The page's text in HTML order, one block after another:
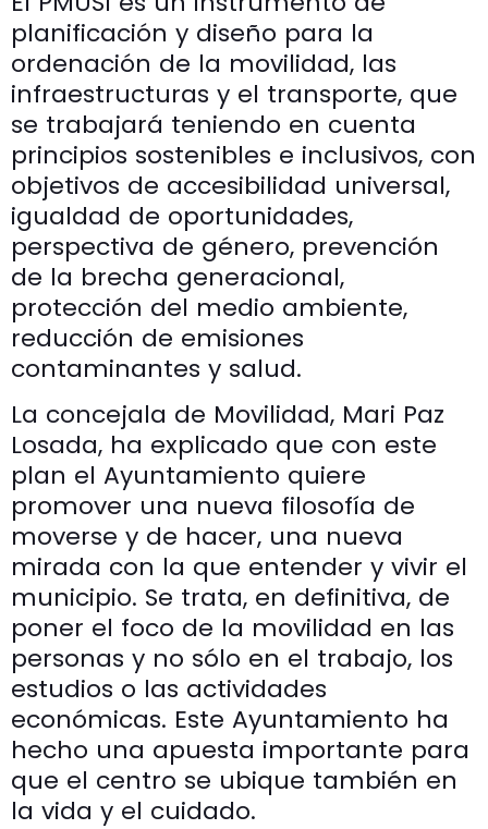
planificación y diseño para la
ordenación de la movilidad, las
infraestructuras y el transporte, que
se trabajará teniendo en cuenta
principios sostenibles e inclusivos, con
objetivos de accesibilidad universal,
igualdad de oportunidades,
perspectiva de género, prevención
de la brecha generacional,
protección del medio ambiente,
reducción de emisiones
contaminantes y salud.
La concejala de Movilidad, Mari Paz
Losada, ha explicado que con este
plan el Ayuntamiento quiere
promover una nueva filosofía de
moverse y de hacer, una nueva
mirada con la que entender y vivir el
municipio. Se trata, en definitiva, de
poner el foco de la movilidad en las
personas y no sólo en el trabajo, los
estudios o las actividades
económicas. Este Ayuntamiento ha
hecho una apuesta importante para
que el centro se ubique también en
la vida y el cuidado.